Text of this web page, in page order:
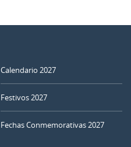
Calendario 2027
Festivos 2027
Fechas Conmemorativas 2027